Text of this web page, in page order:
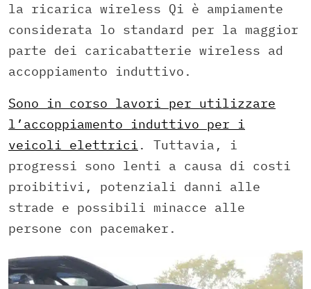
la ricarica wireless Qi è ampiamente
considerata lo standard per la maggior
parte dei caricabatterie wireless ad
accoppiamento induttivo.
Sono in corso lavori per utilizzare
l’accoppiamento induttivo per i
veicoli elettrici . Tuttavia, i
progressi sono lenti a causa di costi
proibitivi, potenziali danni alle
strade e possibili minacce alle
persone con pacemaker.